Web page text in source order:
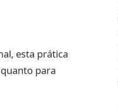
esta prática
para